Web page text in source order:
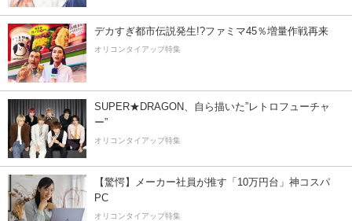
デカすぎ都市伝説発生!?ファミマ45％増量作戦再来
オリコンタイアップ特集
SUPER★DRAGON、自ら描いた”レトロフューチャ
ー”
オリコンタイアップ特集
【驚愕】メーカー社員が推す「10万円台」神コスパ
PC
オリコンタイアップ特集